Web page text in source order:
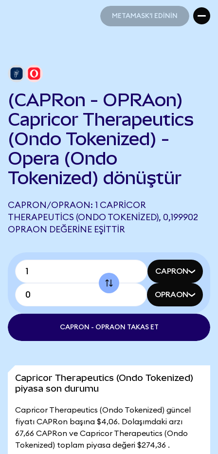
METAMASK'I EDİNİN
(CAPRon - OPRAon)
Capricor Therapeutics
(Ondo Tokenized) -
Opera (Ondo
Tokenized) dönüştür
CAPRON/OPRAON: 1 CAPRICOR
THERAPEUTICS (ONDO TOKENIZED), 0,199902
OPRAON DEĞERINE EŞITTIR
CAPRON
OPRAON
CAPRON - OPRAON TAKAS ET
Capricor Therapeutics (Ondo Tokenized)
piyasa son durumu
Capricor Therapeutics (Ondo Tokenized) güncel
fiyatı CAPRon başına $4,06. Dolaşımdaki arzı
67,66 CAPRon ve Capricor Therapeutics (Ondo
Tokenized) toplam piyasa değeri $274,36 .